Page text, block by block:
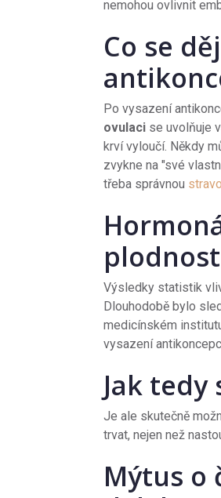
nemohou ovlivnit
Co se
Po vysazení
ovulaci se uvolňuje
krví vyloučí. Někdy
zvykne na "své
třeba správnou
plodnost
Výsledky statistik
Dlouhodobě bylo
medicínském
vysazení
Jak
Je ale skutečně
trvat, nejen než
Mýtus o